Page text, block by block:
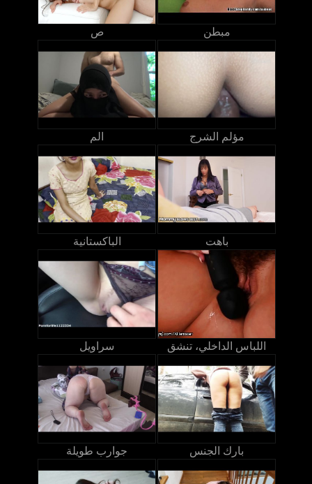
ص مبطن
الم مؤلم الشرج
الباكستانية باهت
سراويل اللباس الداخلي، تنشق
جوارب طويلة بارك الجنس